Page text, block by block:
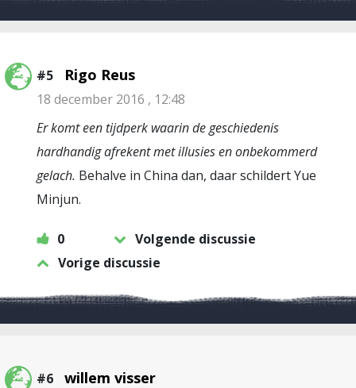
#5 Rigo Reus
18 december 2016 , 12:48
Er komt een tijdperk waarin de geschiedenis
hardhandig afrekent met illusies en onbekommerd
gelach. Behalve in China dan, daar schildert Yue
Minjun.
0
Volgende discussie
Vorige discussie
#6 willem visser